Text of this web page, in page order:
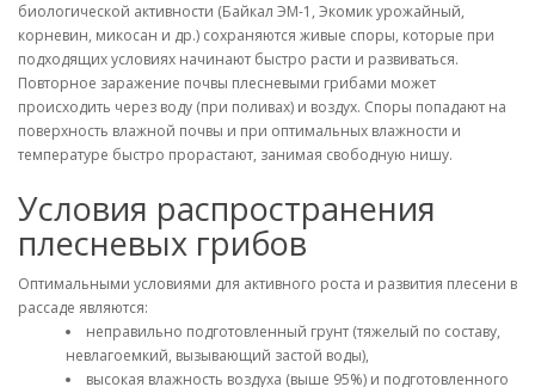
биологической активности (Байкал ЭМ-1, Экомик урожайный,
корневин, микосан и др.) сохраняются живые споры, которые при
подходящих условиях начинают быстро расти и развиваться.
Повторное заражение почвы плесневыми грибами может
происходить через воду (при поливах) и воздух. Споры попадают на
поверхность влажной почвы и при оптимальных влажности и
температуре быстро прорастают, занимая свободную нишу.
Условия распространения
плесневых грибов
Оптимальными условиями для активного роста и развития плесени в
рассаде являются:
неправильно подготовленный грунт (тяжелый по составу,
невлагоемкий, вызывающий застой воды),
высокая влажность воздуха (выше 95%) и подготовленного